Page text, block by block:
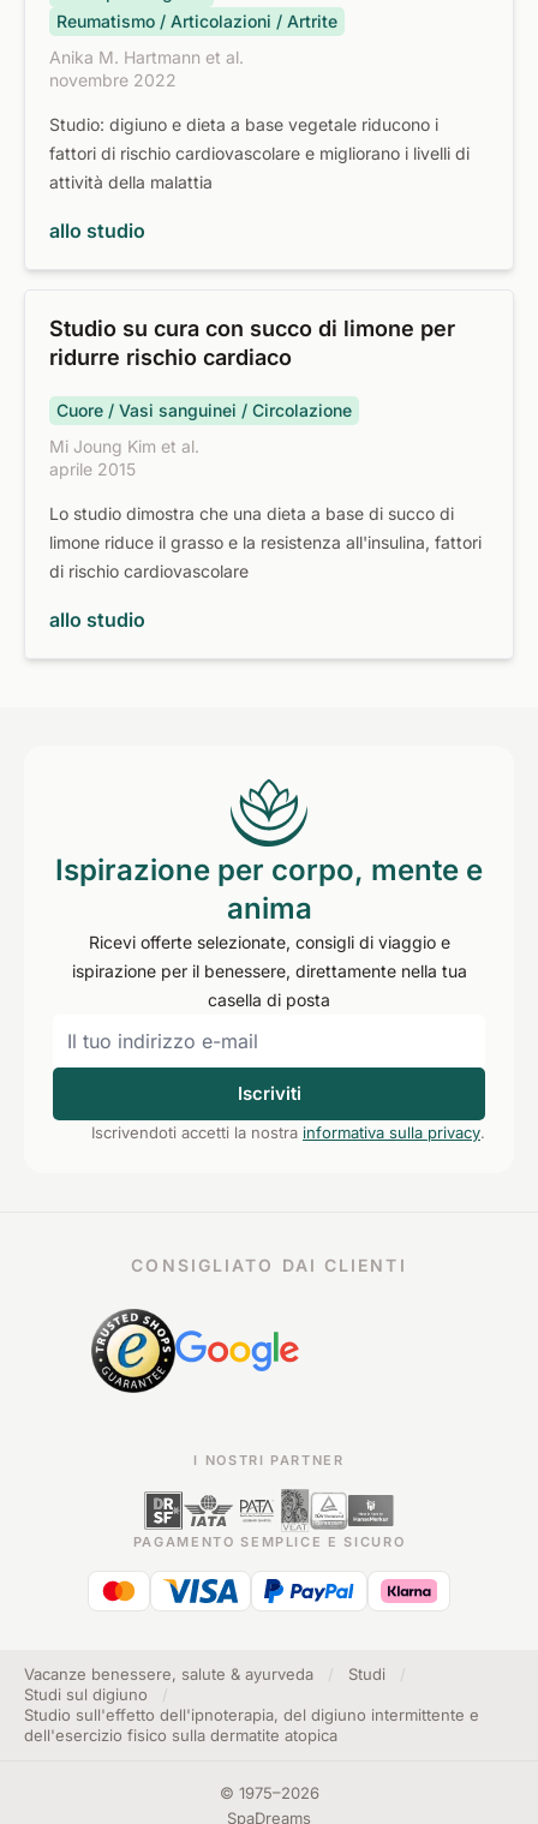
Reumatismo / Articolazioni / Artrite
Anika M. Hartmann et al.
novembre 2022
Studio: digiuno e dieta a base vegetale riducono i
fattori di rischio cardiovascolare e migliorano i livelli di
attività della malattia
allo studio
Studio su cura con succo di limone per
ridurre rischio cardiaco
Cuore / Vasi sanguinei / Circolazione
Mi Joung Kim et al.
aprile 2015
Lo studio dimostra che una dieta a base di succo di
limone riduce il grasso e la resistenza all'insulina, fattori
di rischio cardiovascolare
allo studio
Ispirazione per corpo, mente e
anima
Ricevi offerte selezionate, consigli di viaggio e
ispirazione per il benessere, direttamente nella tua
casella di posta
Iscriviti
Iscrivendoti accetti la nostra informativa sulla privacy.
CONSIGLIATO DAI CLIENTI
I NOSTRI PARTNER
PAGAMENTO SEMPLICE E SICURO
Vacanze benessere, salute & ayurveda Studi
Studi sul digiuno
Studio sull'effetto dell'ipnoterapia, del digiuno intermittente e
dell'esercizio fisico sulla dermatite atopica
© 1975–2026
SpaDreams